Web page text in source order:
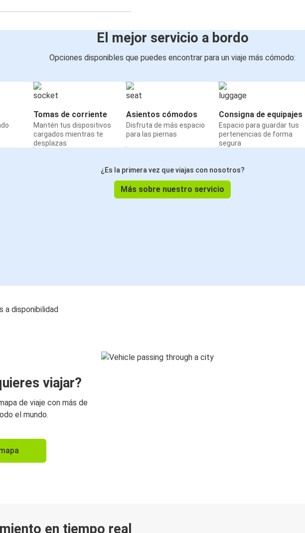
El mejor servicio a bordo
Opciones disponibles que puedes encontrar para un viaje más cómodo:
Tomas de corriente
Mantén tus dispositivos
cargados mientras te
desplazas
Asientos cómodos
Disfruta de más espacio
para las piernas
Consigna de equipajes
Espacio para guardar tus
pertenencias de forma
segura
¿Es la primera vez que viajas con nosotros?
Más sobre nuestro servicio
a disponibilidad
viajar?
de viaje con más de
el mundo.
en tiempo real